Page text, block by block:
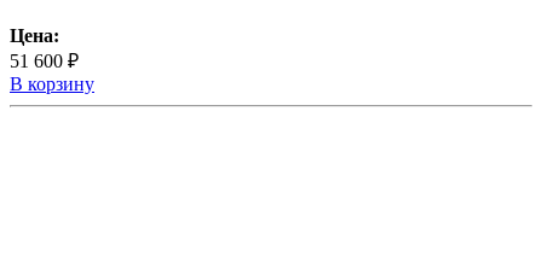
Цена:
51 600 ₽
В корзину